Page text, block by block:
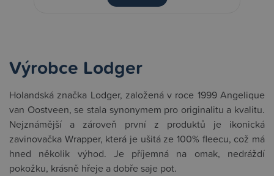
Výrobce Lodger
Holandská značka Lodger, založená v roce 1999 Angelique
van Oostveen, se stala synonymem pro originalitu a kvalitu.
Nejznámější a zároveň první z produktů je ikonická
zavinovačka Wrapper, která je ušitá ze 100% fleecu, což má
hned několik výhod. Je příjemná na omak, nedráždí
pokožku, krásně hřeje a dobře saje pot.